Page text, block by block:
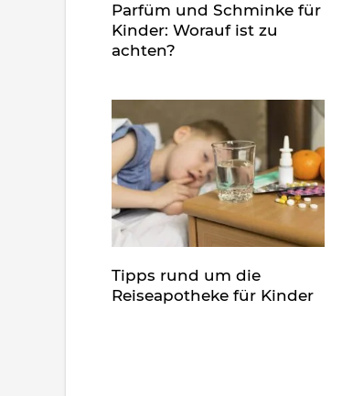
Parfüm und Schminke für
Kinder: Worauf ist zu
achten?
Tipps rund um die
Reiseapotheke für Kinder